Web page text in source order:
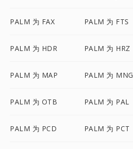
PALM 为 FAX PALM 为 FTS
PALM 为 HDR PALM 为 HRZ
PALM 为 MAP PALM 为 MNG
PALM 为 OTB PALM 为 PAL
PALM 为 PCD PALM 为 PCT